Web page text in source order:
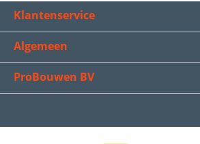
Klantenservice
Algemeen
ProBouwen BV